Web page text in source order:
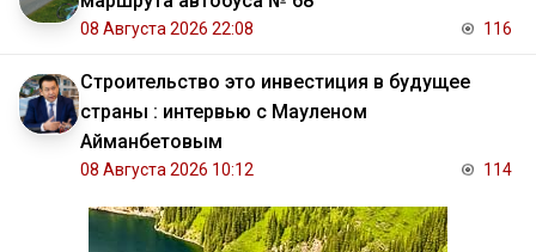
08 Августа 2026 22:08 116
Строительство это инвестиция в будущее
страны : интервью с Мауленом
Айманбетовым
08 Августа 2026 10:12 114